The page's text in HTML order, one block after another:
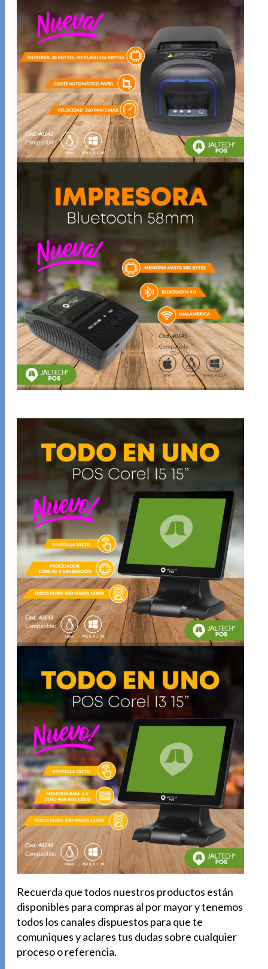
Recuerda que todos nuestros productos están
disponibles para compras al por mayor y tenemos
todos los canales dispuestos para que te
comuniques y aclares tus dudas sobre cualquier
proceso o referencia.